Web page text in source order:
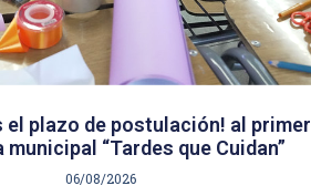
el plazo de postulación! al primer
municipal “Tardes que Cuidan”
06/08/2026